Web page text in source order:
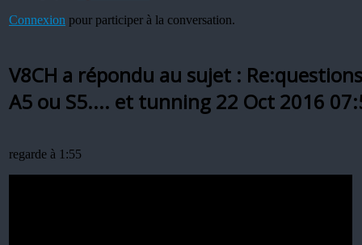
Connexion pour participer à la conversation.
V8CH a répondu au sujet :
A5 ou S5.... et tunning 22 Oct 2016
regarde à 1:55